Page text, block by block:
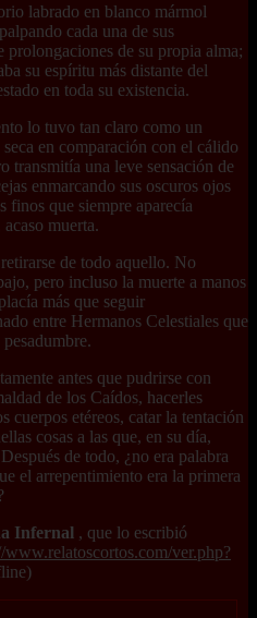
labrado en blanco mármol
cada una de sus
prolongaciones de su propia alma;
su espíritu más distante del
en toda su existencia.
lo tuvo tan claro como un
en comparación con el cálido
transmitía una leve sensación de
enmarcando sus oscuros ojos
finos que siempre aparecía
muerta.
de todo aquello. No
pero incluso la muerte a manos
más que seguir
entre Hermanos Celestiales que
antes que pudrirse con
de los Caídos, hacerles
cuerpos etéreos, catar la tentación
cosas a las que, en su día,
de todo, ¿no era palabra
el arrepentimiento era la primera
Infernal , que lo escribió
www.relatoscortos.com/ver.php?